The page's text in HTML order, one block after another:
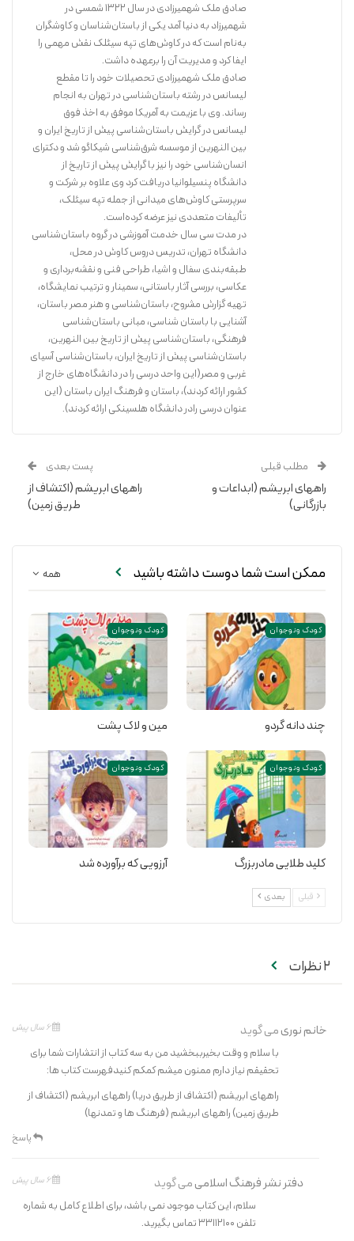
صادق ملک شهمیرزادی در سال ۱۳۲۲ شمسی در
شهمیرزاد به دنیا آمد یکی از باستان‌شناسان و کاوشگران
به‌نام است که در کاوش‌های تپه سیئلک نقش مهمی را
ایفا کرد و مدیریت آن را برعهده داشت.
صادق ملک شهمیرزادی تحصیلات خود را تا مقطع
لیسانس در رشته باستان‌شناسی در تهران به انجام
رساند. وی با عزیمت به آمریکا موفق به اخذ فوق
لیسانس در گرایش باستان‌شناسی پیش از تاریخ ایران و
بین النهرین از موسسه شرق‌شناسی شیکاگو شد و دکترای
انسان‌شناسی خود را نیز با گرایش پیش از تاریخ از
دانشگاه پنسیلوانیا دریافت کرد وی علاوه بر شرکت و
سرپرستی کاوش‌های میدانی از جمله تپه سیئلک،
تألیفات متعددی نیز عرضه کرده‌است.
در مدت سی سال خدمت آموزشی در گروه باستان‌شناسی
دانشگاه تهران، تدریس دروس کاوش در محل،
طبقه‌بندی سفال و اشیا، طراحی فنی و نقشه‌برداری و
عکاسی، بررسی آثار باستانی، سمینار و ترتیب نمایشگاه،
تهیه گزارش مشروح، باستان‌شناسی و هنر مصر باستان،
آشنایی با باستان شناسی، مبانی باستان‌شناسی
فرهنگی، باستان‌شناسی پیش از تاریخ بین النهرین،
باستان‌شناسی پیش از تاریخ ایران، باستان‌شناسی آسیای
غربی و مصر(این واحد درسی را در دانشگاه‌های خارج از
کشور ارائه کردند)، باستان و فرهنگ ایران باستان (این
عنوان درسی رادر دانشگاه هلسینکی ارائه کردند).
مطلب قبلی
راههای ابریشم (ابداعات و
بازرگانی)
پست بعدی
راههای ابریشم (اکتشاف از
طریق زمین)
همه ممکن است شما دوست داشته باشید
کودک و نوجوان
چند دانه گردو
کودک و نوجوان
مین و لاک پشت
کودک و نوجوان
کلید طلایی مادربزرگ
کودک و نوجوان
آرزویی که برآورده شد
قبلی بعدی
2 نظرات
خانم نوریمی گوید 6 سال پیش
با سلام و وقت بخیرببخشید من به سه کتاب از انتشارات شما برای
تحقیقم نیاز دارم ممنون میشم کمکم کنیدفهرست کتاب ها:
راههای ابریشم (اکتشاف از طریق دریا) راههای ابریشم (اکتشاف از
طریق زمین) راههای ابریشم (فرهنگ ها و تمدنها)
پاسخ
دفتر نشر فرهنگ اسلامیمی گوید 6 سال پیش
سلام، این کتاب موجود نمی باشد، برای اطلاع کامل به شماره
تلفن ۳۳۱۱۲۱۰۰ تماس بگیرید.